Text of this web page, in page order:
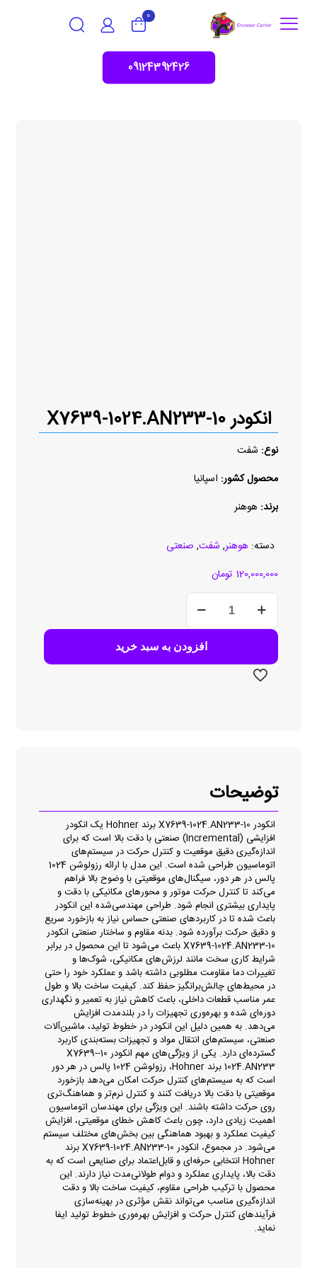
0
09124392426
انکودر 10-X7639-1024.AN233
نوع: شفت
محصول کشور: اسپانیا
برند:هوهنر
دسته:هوهنر, شفت, صنعتی
120,000,000 تومان
انکودر
X7639-
1024.AN233
افزودن به سبد خرید
توضیحات
انکودر 10-X7639-1024.AN233 برند Hohner یک انکودر
افزایشی (Incremental) صنعتی با دقت بالا است که برای
اندازه‌گیری دقیق موقعیت و کنترل حرکت در سیستم‌های
اتوماسیون طراحی شده است. این مدل با ارائه رزولوشن 1024
پالس در هر دور، سیگنال‌های موقعیتی با وضوح بالا فراهم
می‌کند تا کنترل حرکت موتور و محورهای مکانیکی با دقت و
پایداری بیشتری انجام شود. طراحی مهندسی‌شده این انکودر
باعث شده تا در کاربردهای صنعتی حساس نیاز به بازخورد سریع
و دقیق حرکت برآورده شود. بدنه مقاوم و ساختار صنعتی انکودر
10-X7639-1024.AN233 باعث می‌شود تا این محصول در برابر
شرایط کاری سخت مانند لرزش‌های مکانیکی، شوک‌ها و
تغییرات دما مقاومت مطلوبی داشته باشد و عملکرد خود را حتی
در محیط‌های چالش‌برانگیز حفظ کند. کیفیت ساخت بالا و طول
عمر مناسب قطعات داخلی، باعث کاهش نیاز به تعمیر و نگهداری
دوره‌ای شده و بهره‌وری تجهیزات را در بلندمدت افزایش
می‌دهد. به همین دلیل این انکودر در خطوط تولید، ماشین‌آلات
صنعتی، سیستم‌های انتقال مواد و تجهیزات بسته‌بندی کاربرد
گسترده‌ای دارد. یکی از ویژگی‌های مهم انکودر 10-X7639-
1024.AN233 برند Hohner، رزولوشن 1024 پالس در هر دور
است که به سیستم‌های کنترل حرکت امکان می‌دهد بازخورد
موقعیتی با دقت بالا دریافت کنند و کنترل نرم‌تر و هماهنگ‌تری
روی حرکت داشته باشند. این ویژگی برای مهندسان اتوماسیون
اهمیت زیادی دارد، چون باعث کاهش خطای موقعیتی، افزایش
کیفیت عملکرد و بهبود هماهنگی بین بخش‌های مختلف سیستم
می‌شود. در مجموع، انکودر 10-X7639-1024.AN233 برند
Hohner انتخابی حرفه‌ای و قابل‌اعتماد برای صنایعی است که به
دقت بالا، پایداری عملکرد و دوام طولانی‌مدت نیاز دارند. این
محصول با ترکیب طراحی مقاوم، کیفیت ساخت بالا و دقت
اندازه‌گیری مناسب می‌تواند نقش مؤثری در بهینه‌سازی
فرآیندهای کنترل حرکت و افزایش بهره‌وری خطوط تولید ایفا
نماید.